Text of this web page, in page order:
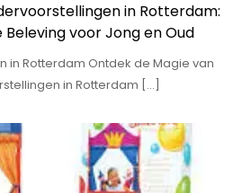
in Rotterdam:
Beleving voor Jong en Oud
in Rotterdam Ontdek de Magie van
in Rotterdam […]